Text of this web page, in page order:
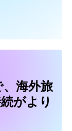
海外旅
がより